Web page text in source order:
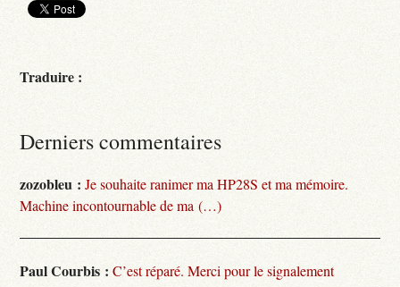
Traduire :
Derniers commentaires
zozobleu : Je souhaite ranimer ma HP28S et ma mémoire.
Machine incontournable de ma (…)
Paul Courbis : C’est réparé. Merci pour le signalement